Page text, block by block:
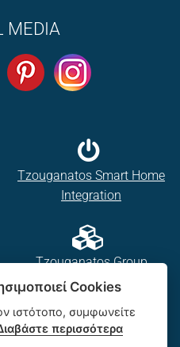
MEDIA
Tzouganatos Smart Home
Integration
Tzouganatos Group
/Login
Cookies
ιστότοπο, συμφωνείτε
περισσότερα